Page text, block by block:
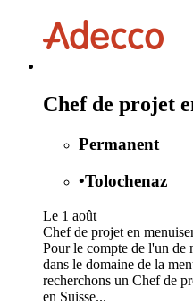
Chef de projet
Permanent
•Tolochenaz
Le 1 août
Chef de projet en
Pour le compte de l'un de
dans le domaine de la
recherchons un Chef de
en Suisse...